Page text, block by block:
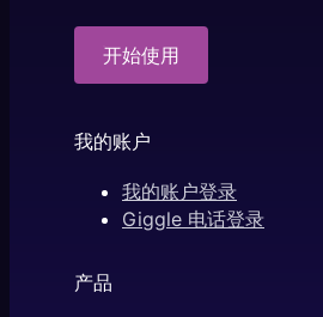
开始使用
我的账户
我的账户登录
Giggle 电话登录
产品